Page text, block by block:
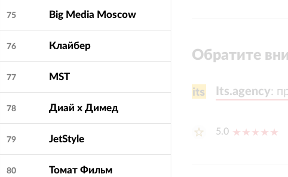
75 Big Media Moscow
76 Клайбер
77 MST
78 Диай х Димед
79 JetStyle
80 Томат Фильм
Обратите
Its.agency:
Its.agency:
5.0